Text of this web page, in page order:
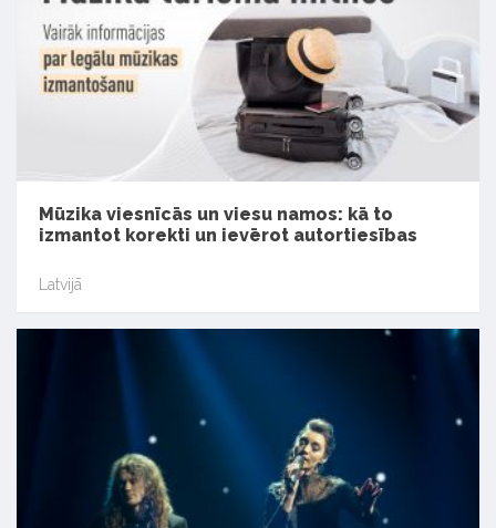
Mūzika viesnīcās un viesu namos: kā to
izmantot korekti un ievērot autortiesības
Latvijā